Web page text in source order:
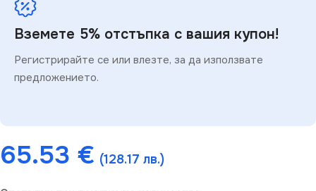
Вземете 5% отстъпка с вашия купон!
Регистрирайте се или влезте, за да използвате
предложението.
65.53 € (128.17 лв.)